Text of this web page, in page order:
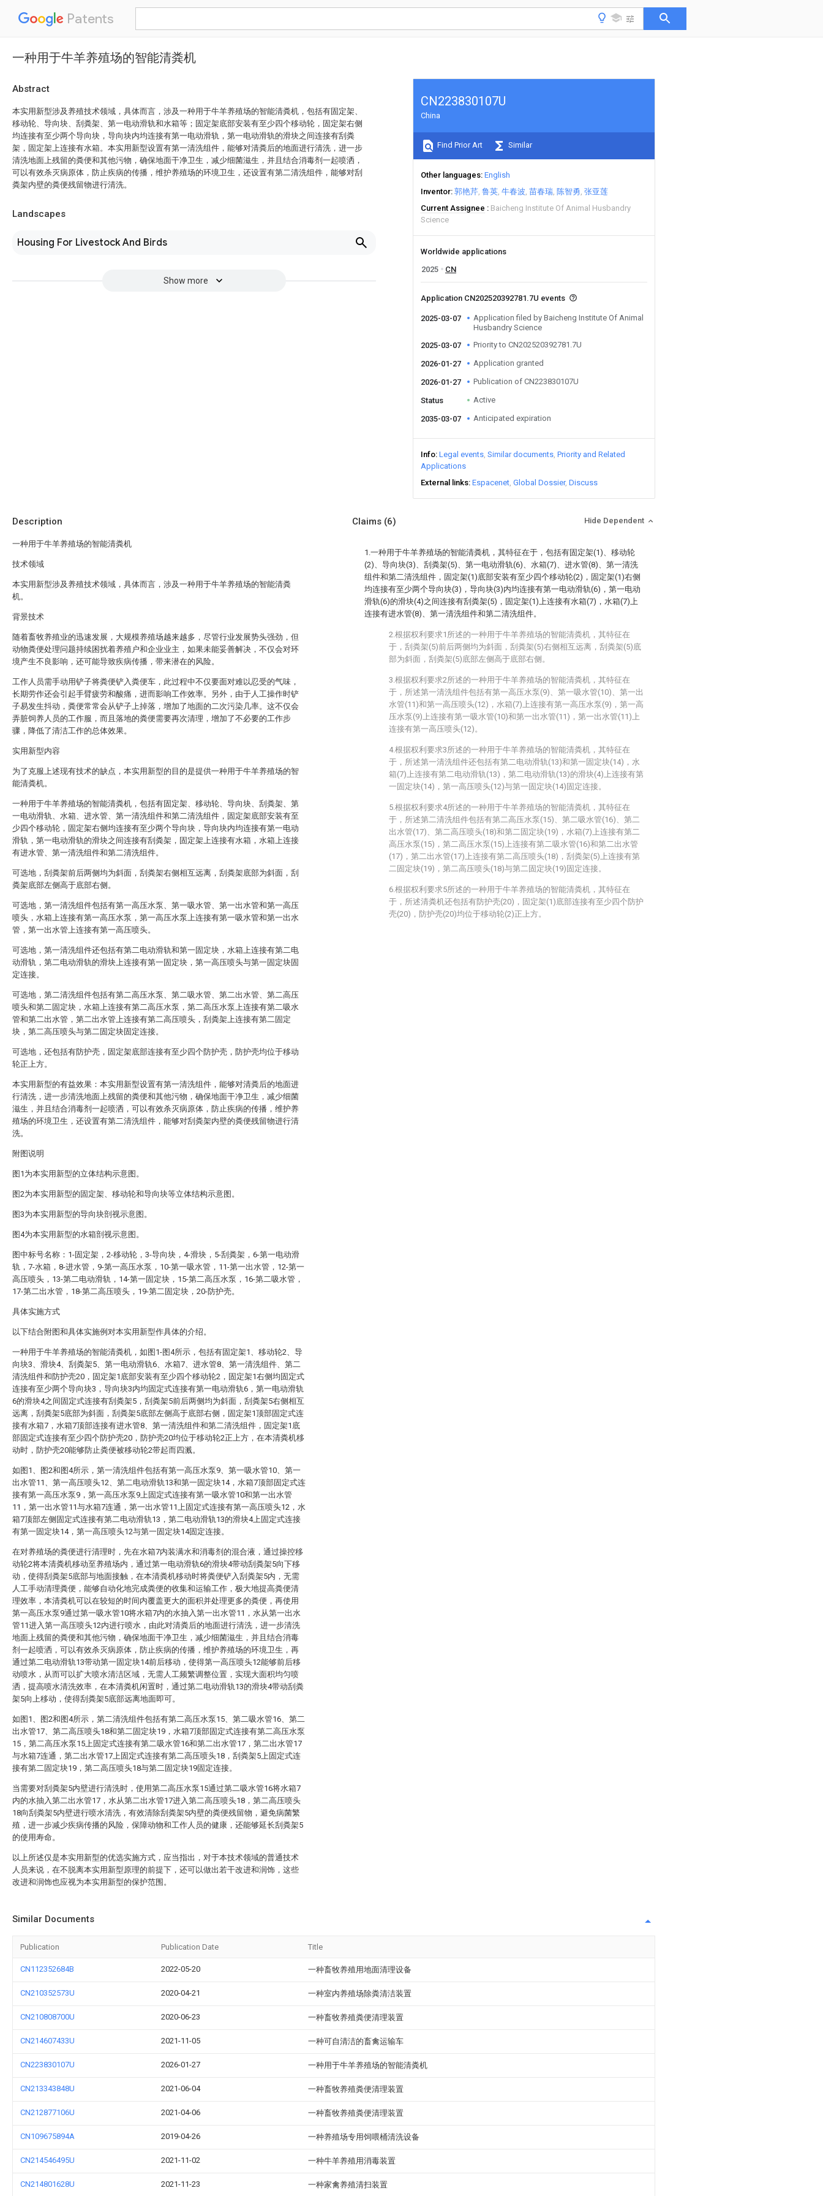
Patents
一种用于牛羊养殖场的智能清粪机
Abstract
本实用新型涉及养殖技术领域，具体而言，涉及一种用于牛羊养殖场的智能清粪机，包括有固定架、
移动轮、导向块、刮粪架、第一电动滑轨和水箱等；固定架底部安装有至少四个移动轮，固定架右侧
均连接有至少两个导向块，导向块内均连接有第一电动滑轨，第一电动滑轨的滑块之间连接有刮粪
架，固定架上连接有水箱。本实用新型设置有第一清洗组件，能够对清粪后的地面进行清洗，进一步
清洗地面上残留的粪便和其他污物，确保地面干净卫生，减少细菌滋生，并且结合消毒剂一起喷洒，
可以有效杀灭病原体，防止疾病的传播，维护养殖场的环境卫生，还设置有第二清洗组件，能够对刮
粪架内壁的粪便残留物进行清洗。
Landscapes
Housing For Livestock And Birds
Show more
CN223830107U
China
Find Prior Art Similar
Other languages English
Inventor 郭艳芹 鲁英 牛春波 苗春瑞 陈智勇 张亚莲
Current Assignee
Baicheng Institute Of Animal Husbandry
Science
Worldwide applications
2025
CN
Application CN202520392781.7U events
2025-03-07
Application filed by Baicheng Institute Of Animal
Husbandry Science
2025-03-07
Priority to CN202520392781.7U
2026-01-27 Application granted
2026-01-27 Publication of CN223830107U
Status Active
2035-03-07 Anticipated expiration
Info Legal events Similar documents Priority and Related
Applications
External links Espacenet Global Dossier Discuss
Description
一种用于牛羊养殖场的智能清粪机
技术领域
本实用新型涉及养殖技术领域，具体而言，涉及一种用于牛羊养殖场的智能清粪
机。
背景技术
随着畜牧养殖业的迅速发展，大规模养殖场越来越多，尽管行业发展势头强劲，但
动物粪便处理问题持续困扰着养殖户和企业业主，如果未能妥善解决，不仅会对环
境产生不良影响，还可能导致疾病传播，带来潜在的风险。
工作人员需手动用铲子将粪便铲入粪便车，此过程中不仅要面对难以忍受的气味，
长期劳作还会引起手臂疲劳和酸痛，进而影响工作效率。另外，由于人工操作时铲
子易发生抖动，粪便常常会从铲子上掉落，增加了地面的二次污染几率。这不仅会
弄脏饲养人员的工作服，而且落地的粪便需要再次清理，增加了不必要的工作步
骤，降低了清洁工作的总体效果。
实用新型内容
为了克服上述现有技术的缺点，本实用新型的目的是提供一种用于牛羊养殖场的智
能清粪机。
一种用于牛羊养殖场的智能清粪机，包括有固定架、移动轮、导向块、刮粪架、第
一电动滑轨、水箱、进水管、第一清洗组件和第二清洗组件，固定架底部安装有至
少四个移动轮，固定架右侧均连接有至少两个导向块，导向块内均连接有第一电动
滑轨，第一电动滑轨的滑块之间连接有刮粪架，固定架上连接有水箱，水箱上连接
有进水管、第一清洗组件和第二清洗组件。
可选地，刮粪架前后两侧均为斜面，刮粪架右侧相互远离，刮粪架底部为斜面，刮
粪架底部左侧高于底部右侧。
可选地，第一清洗组件包括有第一高压水泵、第一吸水管、第一出水管和第一高压
喷头，水箱上连接有第一高压水泵，第一高压水泵上连接有第一吸水管和第一出水
管，第一出水管上连接有第一高压喷头。
可选地，第一清洗组件还包括有第二电动滑轨和第一固定块，水箱上连接有第二电
动滑轨，第二电动滑轨的滑块上连接有第一固定块，第一高压喷头与第一固定块固
定连接。
可选地，第二清洗组件包括有第二高压水泵、第二吸水管、第二出水管、第二高压
喷头和第二固定块，水箱上连接有第二高压水泵，第二高压水泵上连接有第二吸水
管和第二出水管，第二出水管上连接有第二高压喷头，刮粪架上连接有第二固定
块，第二高压喷头与第二固定块固定连接。
可选地，还包括有防护壳，固定架底部连接有至少四个防护壳，防护壳均位于移动
轮正上方。
本实用新型的有益效果：本实用新型设置有第一清洗组件，能够对清粪后的地面进
行清洗，进一步清洗地面上残留的粪便和其他污物，确保地面干净卫生，减少细菌
滋生，并且结合消毒剂一起喷洒，可以有效杀灭病原体，防止疾病的传播，维护养
殖场的环境卫生，还设置有第二清洗组件，能够对刮粪架内壁的粪便残留物进行清
洗。
附图说明
图1为本实用新型的立体结构示意图。
图2为本实用新型的固定架、移动轮和导向块等立体结构示意图。
图3为本实用新型的导向块剖视示意图。
图4为本实用新型的水箱剖视示意图。
图中标号名称：1-固定架，2-移动轮，3-导向块，4-滑块，5-刮粪架，6-第一电动滑
轨，7-水箱，8-进水管，9-第一高压水泵，10-第一吸水管，11-第一出水管，12-第一
高压喷头，13-第二电动滑轨，14-第一固定块，15-第二高压水泵，16-第二吸水管，
17-第二出水管，18-第二高压喷头，19-第二固定块，20-防护壳。
具体实施方式
以下结合附图和具体实施例对本实用新型作具体的介绍。
一种用于牛羊养殖场的智能清粪机，如图1-图4所示，包括有固定架1、移动轮2、导
向块3、滑块4、刮粪架5、第一电动滑轨6、水箱7、进水管8、第一清洗组件、第二
清洗组件和防护壳20，固定架1底部安装有至少四个移动轮2，固定架1右侧均固定式
连接有至少两个导向块3，导向块3内均固定式连接有第一电动滑轨6，第一电动滑轨
6的滑块4之间固定式连接有刮粪架5，刮粪架5前后两侧均为斜面，刮粪架5右侧相互
远离，刮粪架5底部为斜面，刮粪架5底部左侧高于底部右侧，固定架1顶部固定式连
接有水箱7，水箱7顶部连接有进水管8、第一清洗组件和第二清洗组件，固定架1底
部固定式连接有至少四个防护壳20，防护壳20均位于移动轮2正上方，在本清粪机移
动时，防护壳20能够防止粪便被移动轮2带起而四溅。
如图1、图2和图4所示，第一清洗组件包括有第一高压水泵9、第一吸水管10、第一
出水管11、第一高压喷头12、第二电动滑轨13和第一固定块14，水箱7顶部固定式连
接有第一高压水泵9，第一高压水泵9上固定式连接有第一吸水管10和第一出水管
11，第一出水管11与水箱7连通，第一出水管11上固定式连接有第一高压喷头12，水
箱7顶部左侧固定式连接有第二电动滑轨13，第二电动滑轨13的滑块4上固定式连接
有第一固定块14，第一高压喷头12与第一固定块14固定连接。
在对养殖场的粪便进行清理时，先在水箱7内装满水和消毒剂的混合液，通过操控移
动轮2将本清粪机移动至养殖场内，通过第一电动滑轨6的滑块4带动刮粪架5向下移
动，使得刮粪架5底部与地面接触，在本清粪机移动时将粪便铲入刮粪架5内，无需
人工手动清理粪便，能够自动化地完成粪便的收集和运输工作，极大地提高粪便清
理效率，本清粪机可以在较短的时间内覆盖更大的面积并处理更多的粪便，再使用
第一高压水泵9通过第一吸水管10将水箱7内的水抽入第一出水管11，水从第一出水
管11进入第一高压喷头12内进行喷水，由此对清粪后的地面进行清洗，进一步清洗
地面上残留的粪便和其他污物，确保地面干净卫生，减少细菌滋生，并且结合消毒
剂一起喷洒，可以有效杀灭病原体，防止疾病的传播，维护养殖场的环境卫生，再
通过第二电动滑轨13带动第一固定块14前后移动，使得第一高压喷头12能够前后移
动喷水，从而可以扩大喷水清洁区域，无需人工频繁调整位置，实现大面积均匀喷
洒，提高喷水清洗效率，在本清粪机闲置时，通过第二电动滑轨13的滑块4带动刮粪
架5向上移动，使得刮粪架5底部远离地面即可。
如图1、图2和图4所示，第二清洗组件包括有第二高压水泵15、第二吸水管16、第二
出水管17、第二高压喷头18和第二固定块19，水箱7顶部固定式连接有第二高压水泵
15，第二高压水泵15上固定式连接有第二吸水管16和第二出水管17，第二出水管17
与水箱7连通，第二出水管17上固定式连接有第二高压喷头18，刮粪架5上固定式连
接有第二固定块19，第二高压喷头18与第二固定块19固定连接。
当需要对刮粪架5内壁进行清洗时，使用第二高压水泵15通过第二吸水管16将水箱7
内的水抽入第二出水管17，水从第二出水管17进入第二高压喷头18，第二高压喷头
18向刮粪架5内壁进行喷水清洗，有效清除刮粪架5内壁的粪便残留物，避免病菌繁
殖，进一步减少疾病传播的风险，保障动物和工作人员的健康，还能够延长刮粪架5
的使用寿命。
以上所述仅是本实用新型的优选实施方式，应当指出，对于本技术领域的普通技术
人员来说，在不脱离本实用新型原理的前提下，还可以做出若干改进和润饰，这些
改进和润饰也应视为本实用新型的保护范围。
Claims (6) Hide Dependent
1.一种用于牛羊养殖场的智能清粪机，其特征在于，包括有固定架(1)、移动轮
(2)、导向块(3)、刮粪架(5)、第一电动滑轨(6)、水箱(7)、进水管(8)、第一清洗
组件和第二清洗组件，固定架(1)底部安装有至少四个移动轮(2)，固定架(1)右侧
均连接有至少两个导向块(3)，导向块(3)内均连接有第一电动滑轨(6)，第一电动
滑轨(6)的滑块(4)之间连接有刮粪架(5)，固定架(1)上连接有水箱(7)，水箱(7)上
连接有进水管(8)、第一清洗组件和第二清洗组件。
2.根据权利要求1所述的一种用于牛羊养殖场的智能清粪机，其特征在
于，刮粪架(5)前后两侧均为斜面，刮粪架(5)右侧相互远离，刮粪架(5)底
部为斜面，刮粪架(5)底部左侧高于底部右侧。
3.根据权利要求2所述的一种用于牛羊养殖场的智能清粪机，其特征在
于，所述第一清洗组件包括有第一高压水泵(9)、第一吸水管(10)、第一出
水管(11)和第一高压喷头(12)，水箱(7)上连接有第一高压水泵(9)，第一高
压水泵(9)上连接有第一吸水管(10)和第一出水管(11)，第一出水管(11)上
连接有第一高压喷头(12)。
4.根据权利要求3所述的一种用于牛羊养殖场的智能清粪机，其特征在
于，所述第一清洗组件还包括有第二电动滑轨(13)和第一固定块(14)，水
箱(7)上连接有第二电动滑轨(13)，第二电动滑轨(13)的滑块(4)上连接有第
一固定块(14)，第一高压喷头(12)与第一固定块(14)固定连接。
5.根据权利要求4所述的一种用于牛羊养殖场的智能清粪机，其特征在
于，所述第二清洗组件包括有第二高压水泵(15)、第二吸水管(16)、第二
出水管(17)、第二高压喷头(18)和第二固定块(19)，水箱(7)上连接有第二
高压水泵(15)，第二高压水泵(15)上连接有第二吸水管(16)和第二出水管
(17)，第二出水管(17)上连接有第二高压喷头(18)，刮粪架(5)上连接有第
二固定块(19)，第二高压喷头(18)与第二固定块(19)固定连接。
6.根据权利要求5所述的一种用于牛羊养殖场的智能清粪机，其特征在
于，所述清粪机还包括有防护壳(20)，固定架(1)底部连接有至少四个防护
壳(20)，防护壳(20)均位于移动轮(2)正上方。
Similar Documents
Publication Publication Date Title
CN112352684B 2022-05-20 一种畜牧养殖用地面清理设备
CN210352573U 2020-04-21 一种室内养殖场除粪清洁装置
CN210808700U 2020-06-23 一种畜牧养殖粪便清理装置
CN214607433U 2021-11-05 一种可自清洁的畜禽运输车
CN223830107U 2026-01-27 一种用于牛羊养殖场的智能清粪机
CN213343848U 2021-06-04 一种畜牧养殖粪便清理装置
CN212877106U 2021-04-06 一种畜牧养殖粪便清理装置
CN109675894A 2019-04-26 一种养殖场专用饲喂桶清洗设备
CN214546495U 2021-11-02 一种牛羊养殖用消毒装置
CN214801628U 2021-11-23 一种家禽养殖清扫装置